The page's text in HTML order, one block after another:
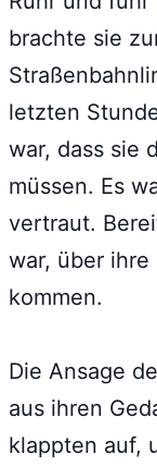
brachte sie
letzten
war, dass sie
müssen. Es
vertraut.
war, über
kommen.
Die Ansage
aus ihren
klappten auf,